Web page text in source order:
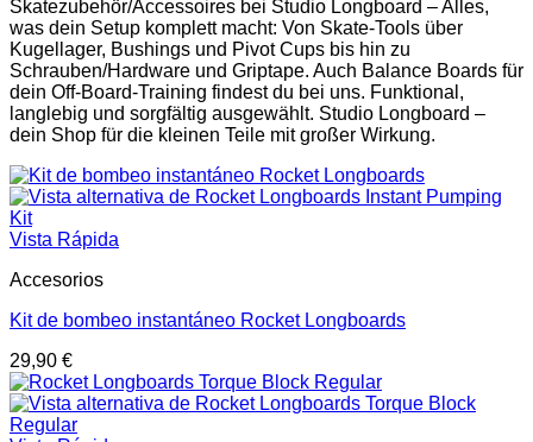
Skatezubehör/Accessoires bei Studio Longboard – Alles,
was dein Setup komplett macht: Von Skate-Tools über
Kugellager, Bushings und Pivot Cups bis hin zu
Schrauben/Hardware und Griptape. Auch Balance Boards für
dein Off-Board-Training findest du bei uns. Funktional,
langlebig und sorgfältig ausgewählt. Studio Longboard –
dein Shop für die kleinen Teile mit großer Wirkung.
Vista Rápida
Accesorios
Kit de bombeo instantáneo Rocket Longboards
29,90 €